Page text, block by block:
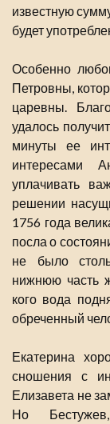
известную
будет
Особенно
Петровны,
царевны.
удалось
минуты ее
интересами
уплачивать
решении
1756 года
посла о
не было
нижнюю часть
кого вода
обреченный
Екатерина
сношения с
Елизавета не
Но